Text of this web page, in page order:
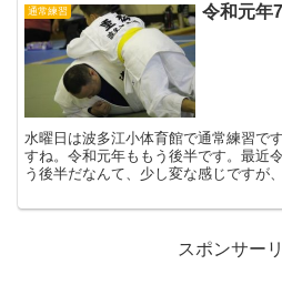
通常練習 令和元年
水曜日は波多江小体育館で通常練習です。 7月になりました。
すね。令和元年ももう後半です。最近
う後半だなんて、少し変な感じですが、
スポンサー